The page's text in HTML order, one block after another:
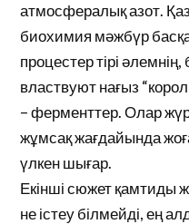
атмосфералық азот.
биохимия мәжбүр
процестер тірі әлемнің,
властвуют нағыз
– ферменттер. Олар
жұмсақ жағдайында
үлкен шығар.
Екінші сюжет қамтиды
не істеу білмейді, ең